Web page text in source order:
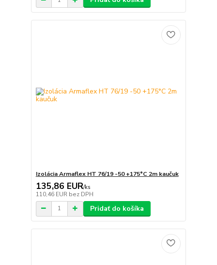
Izolácia Armaflex HT 76/19 -50 +175°C 2m kaučuk
135,86 EUR/ks
110,46 EUR bez DPH
Pridať do košíka